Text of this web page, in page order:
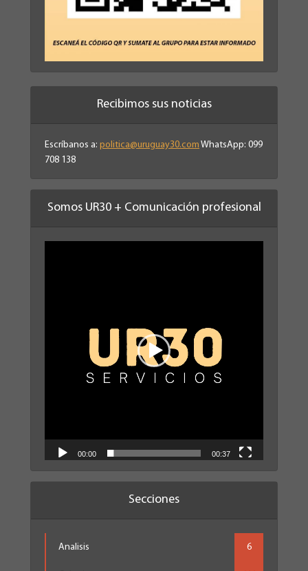
Recibimos sus noticias
Escríbanos a: politica@uruguay30.com WhatsApp: 099
708 138
Somos UR30 + Comunicación profesional
00:00 00:37
Secciones
Analisis 6